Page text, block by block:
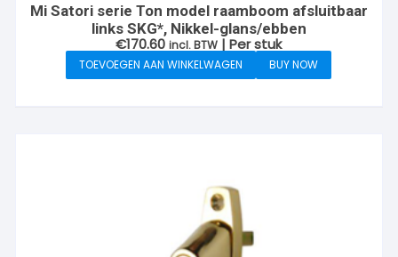
Mi Satori serie Ton model raamboom afsluitbaar
links SKG*, Nikkel-glans/ebben
€170.60 incl. BTW | Per stuk
TOEVOEGEN AAN WINKELWAGEN BUY NOW